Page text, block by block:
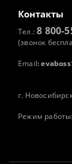
Контакты
Тел.:8 800-
(звонок
Email:
г.
Режим